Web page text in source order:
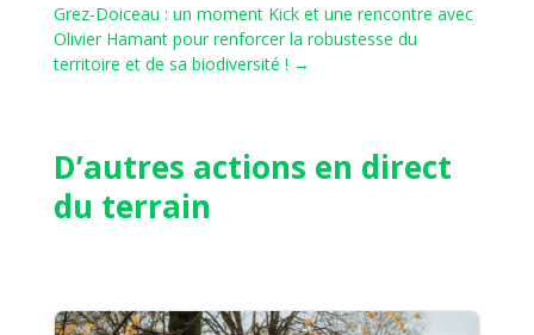
Grez-Doiceau : un moment Kick et une rencontre avec
Olivier Hamant pour renforcer la robustesse du
territoire et de sa biodiversité ! →
D’autres actions en direct
du terrain